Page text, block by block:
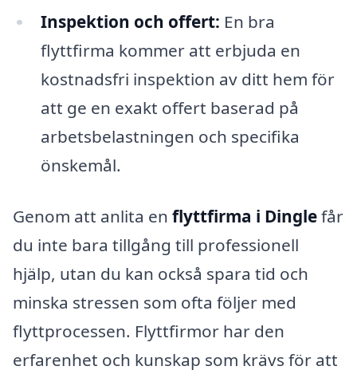
Inspektion och offert: En bra
flyttfirma kommer att erbjuda en
kostnadsfri inspektion av ditt hem för
att ge en exakt offert baserad på
arbetsbelastningen och specifika
önskemål.
Genom att anlita en flyttfirma i Dinglefår
du inte bara tillgång till professionell
hjälp, utan du kan också spara tid och
minska stressen som ofta följer med
flyttprocessen. Flyttfirmor har den
erfarenhet och kunskap som krävs för att